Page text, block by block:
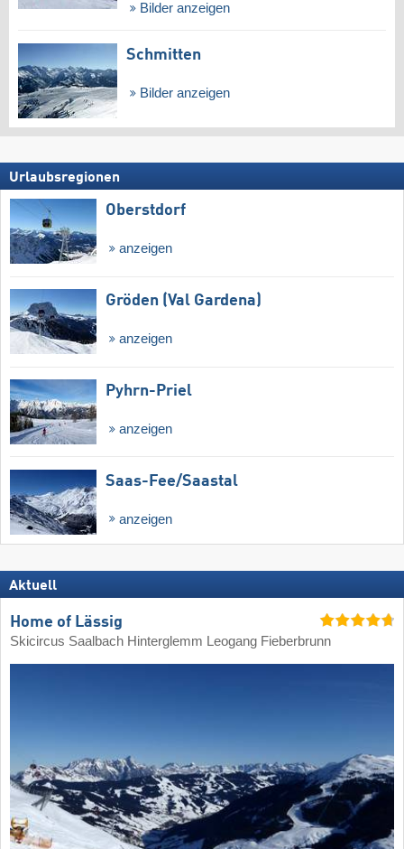
Bilder anzeigen
Schmitten
Bilder anzeigen
Urlaubsregionen
Oberstdorf
anzeigen
Gröden (Val Gardena)
anzeigen
Pyhrn-Priel
anzeigen
Saas-Fee/​Saastal
anzeigen
Aktuell
Home of Lässig
Skicircus Saalbach Hinterglemm Leogang Fieberbrunn